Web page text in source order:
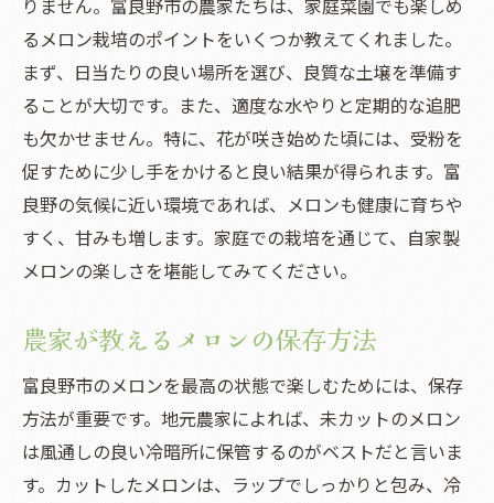
りません。富良野市の農家たちは、家庭菜園でも楽しめ
るメロン栽培のポイントをいくつか教えてくれました。
まず、日当たりの良い場所を選び、良質な土壌を準備す
ることが大切です。また、適度な水やりと定期的な追肥
も欠かせません。特に、花が咲き始めた頃には、受粉を
促すために少し手をかけると良い結果が得られます。富
良野の気候に近い環境であれば、メロンも健康に育ちや
すく、甘みも増します。家庭での栽培を通じて、自家製
メロンの楽しさを堪能してみてください。
農家が教えるメロンの保存方法
富良野市のメロンを最高の状態で楽しむためには、保存
方法が重要です。地元農家によれば、未カットのメロン
は風通しの良い冷暗所に保管するのがベストだと言いま
す。カットしたメロンは、ラップでしっかりと包み、冷